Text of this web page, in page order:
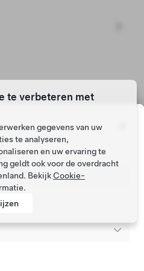
& Wettelijk
te verbeteren met
gegevens van uw
te analyseren,
en uw ervaring te
geldt ook voor de overdracht
Bekijk Cookie-